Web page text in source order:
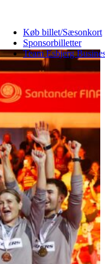
Køb billet/Sæsonkort
Sponsorbilletter
Team Esbjerg